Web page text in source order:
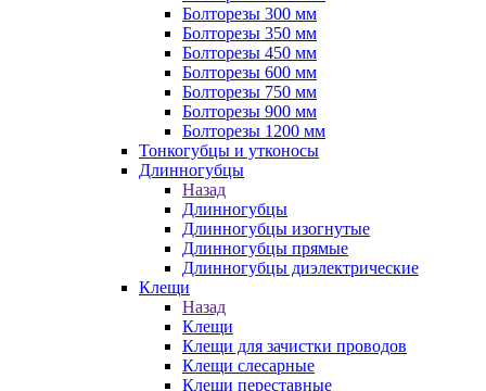
Болторезы 300 мм
Болторезы 350 мм
Болторезы 450 мм
Болторезы 600 мм
Болторезы 750 мм
Болторезы 900 мм
Болторезы 1200 мм
Тонкогубцы и утконосы
Длинногубцы
Назад
Длинногубцы
Длинногубцы изогнутые
Длинногубцы прямые
Длинногубцы диэлектрические
Клещи
Назад
Клещи
Клещи для зачистки проводов
Клещи слесарные
Клещи переставные